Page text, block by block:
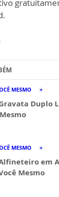
MESMO
Duplo
MESMO
em
Mesmo